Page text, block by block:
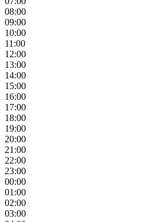
08:00
09:00
10:00
11:00
12:00
13:00
14:00
15:00
16:00
17:00
18:00
19:00
20:00
21:00
22:00
23:00
00:00
01:00
02:00
03:00